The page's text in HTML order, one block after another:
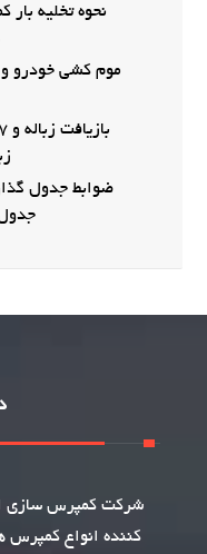
شرکتکمپرس سازی
کننده انواع کمپرس